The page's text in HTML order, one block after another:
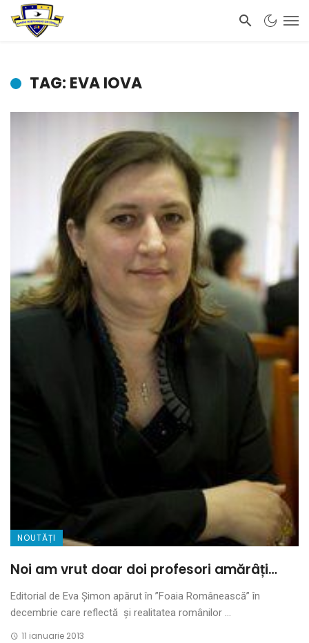
TAG: EVA IOVA
NOUTĂȚI
Noi am vrut doar doi profesori amărâți…
Editorial de Eva Șimon apărut în ”Foaia Românească” în
decembrie care reflectă și realitatea românilor ...
11 ianuarie 2013